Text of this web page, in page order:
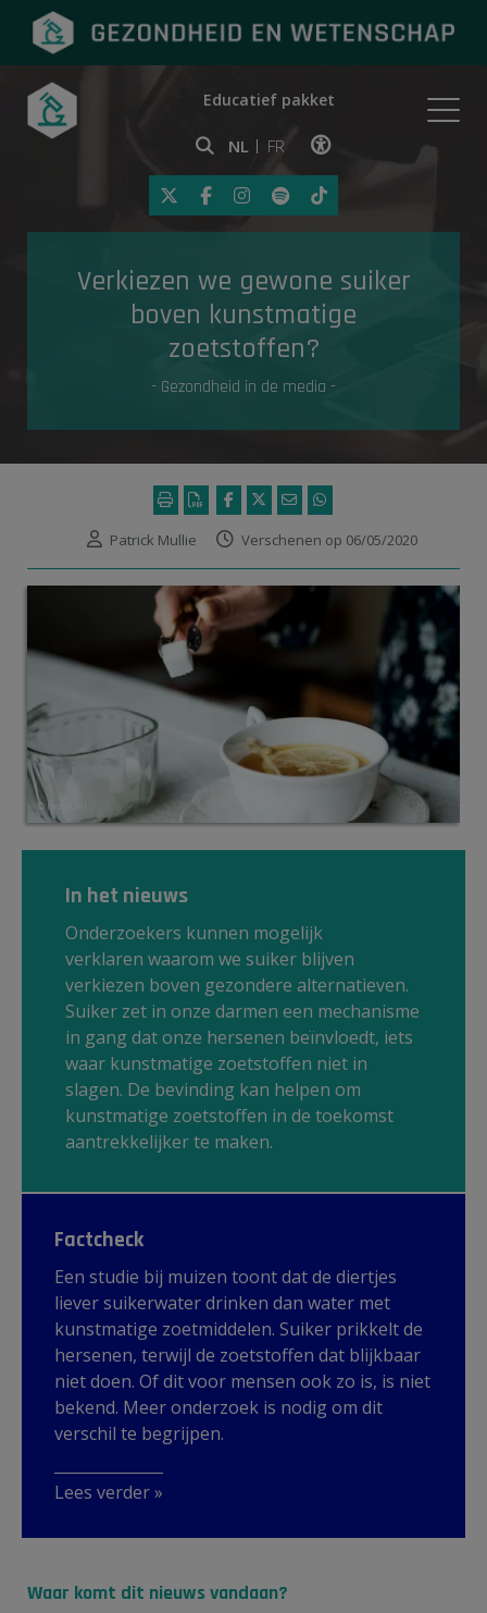
Onderwerpen
Gezondheid in de media
Educatief pakket
NL FR
Klik op deze link om
Verkiezen we gewone suiker
boven kunstmatige
zoetstoffen?
- Gezondheid in de media -
Patrick Mullie Verschenen op 06/05/2020
© rawpixel
In het nieuws
Onderzoekers kunnen mogelijk
verklaren waarom we suiker blijven
verkiezen boven gezondere alternatieven.
Suiker zet in onze darmen een mechanisme
in gang dat onze hersenen beïnvloedt, iets
waar kunstmatige zoetstoffen niet in
slagen. De bevinding kan helpen om
kunstmatige zoetstoffen in de toekomst
aantrekkelijker te maken.
Factcheck
Een studie bij muizen toont dat de diertjes
liever suikerwater drinken dan water met
kunstmatige zoetmiddelen. Suiker prikkelt de
hersenen, terwijl de zoetstoffen dat blijkbaar
niet doen. Of dit voor mensen ook zo is, is niet
bekend. Meer onderzoek is nodig om dit
verschil te begrijpen.
Lees verder »
Waar komt dit nieuws vandaan?